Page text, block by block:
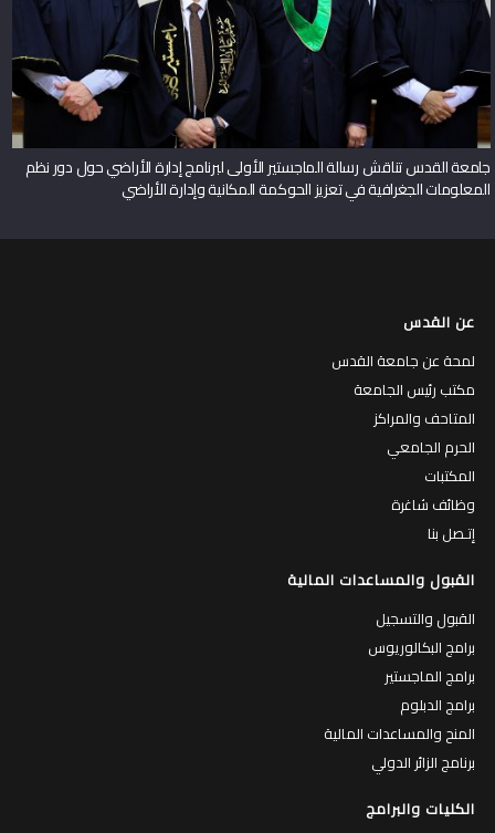
جامعة القدس تناقش رسالة الماجستير الأولى لبرنامج إدارة الأراضي حول دور نظم
المعلومات الجغرافية في تعزيز الحوكمة المكانية وإدارة الأراضي
عن القدس
لمحة عن جامعة القدس
مكتب رئيس الجامعة
المتاحف والمراكز
الحرم الجامعي
المكتبات
وظائف شاغرة
إتـصل بنا
القبول والمساعدات المالية
القبول والتسجيل
برامج البكالوريوس
برامج الماجستير
برامج الدبلوم
المنح والمساعدات المالية
برنامج الزائر الدولي
الكليات والبرامج